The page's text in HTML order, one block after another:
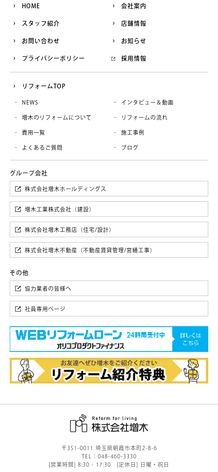
HOME 会社案内
スタッフ紹介 店舗情報
お問い合わせ お知らせ
プライバシーポリシー 採用情報
リフォームTOP
NEWS インタビュー＆動画
増木のリフォームについて リフォームの流れ
費用一覧 施工事例
よくあるご質問 ブログ
株式会社増木ホールディングス
増木工業株式会社（建設）
株式会社増木工務店（住宅/設計）
株式会社増木不動産（不動産賃貸管理/営繕工事）
協力業者の皆様へ
社員専用ページ
〒351-0011 埼玉県朝霞市本町2-8-6
TEL：048-460-3330
[営業時間] 8:30 - 17:30 [定休日] 日曜・祝日